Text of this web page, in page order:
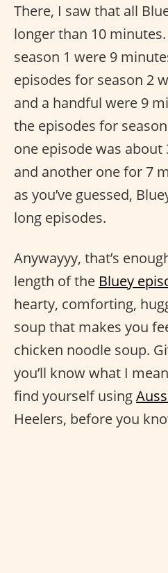
There, I saw that all
longer than 10
season 1 were 9
episodes for season 2
and a handful were 9
the episodes for
one episode was about
and another one for 7
as you’ve guessed,
long episodes.
Anywayyy, that’s
length of the Bluey
hearty, comforting,
soup that makes you
chicken noodle soup.
you’ll know what I
find yourself using
Heelers, before you